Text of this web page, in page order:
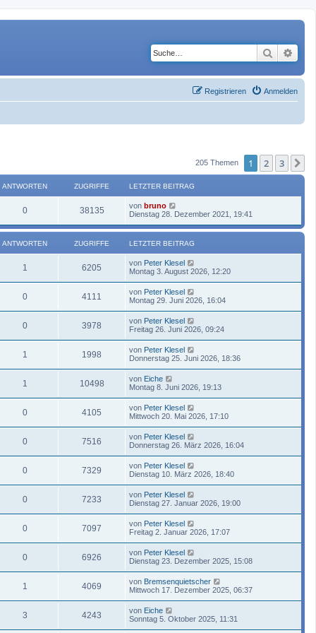
Suche
Anmelden
Registrieren
205 Themen 1 2 3
ANTWORTEN ZUGRIFFE LETZTER BEITRAG
0 38135 von bruno
Dienstag 28. Dezember 2021, 19:41
ANTWORTEN ZUGRIFFE LETZTER BEITRAG
1 6205 von Peter Klesel
Montag 3. August 2026, 12:20
0 4111 von Peter Klesel
Montag 29. Juni 2026, 16:04
0 3978 von Peter Klesel
Freitag 26. Juni 2026, 09:24
1 1998 von Peter Klesel
Donnerstag 25. Juni 2026, 18:36
1 10498 von Eiche
Montag 8. Juni 2026, 19:13
0 4105 von Peter Klesel
Mittwoch 20. Mai 2026, 17:10
0 7516 von Peter Klesel
Donnerstag 26. März 2026, 16:04
0 7329 von Peter Klesel
Dienstag 10. März 2026, 18:40
0 7233 von Peter Klesel
Dienstag 27. Januar 2026, 19:00
0 7097 von Peter Klesel
Freitag 2. Januar 2026, 17:07
0 6926 von Peter Klesel
Dienstag 23. Dezember 2025, 15:08
1 4069 von Bremsenquietscher
Mittwoch 17. Dezember 2025, 06:37
3 4243 von Eiche
Sonntag 5. Oktober 2025, 11:31